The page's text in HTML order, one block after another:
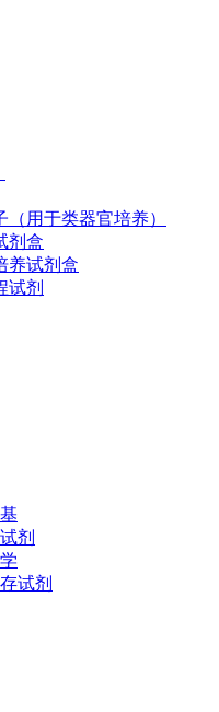
用于类器官培养）
剂盒
养试剂盒
试剂
剂
试剂